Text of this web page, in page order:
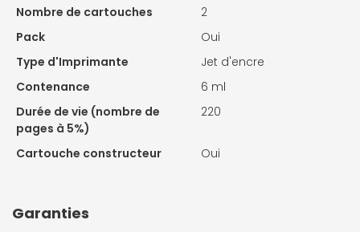
Nombre de cartouches
2
Pack
Oui
Type d'Imprimante
Jet d'encre
Contenance
6 ml
Durée de vie (nombre de
pages à 5%)
220
Cartouche constructeur Oui
Garanties